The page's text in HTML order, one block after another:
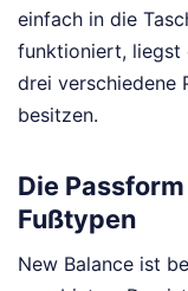
einfach in die
funktioniert, liegst
drei verschiedene
besitzen.
Die
Fußtypen
New Balance ist